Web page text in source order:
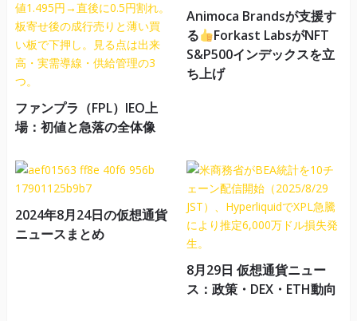
ファンプラ（FPL）IEO上
場：初値と急落の全体像
Animoca Brandsが支援す
る
Forkast LabsがNFT
S&P500インデックスを立
ち上げ
2024年8月24日の仮想通貨
ニュースまとめ
8月29日 仮想通貨ニュー
ス：政策・DEX・ETH動向